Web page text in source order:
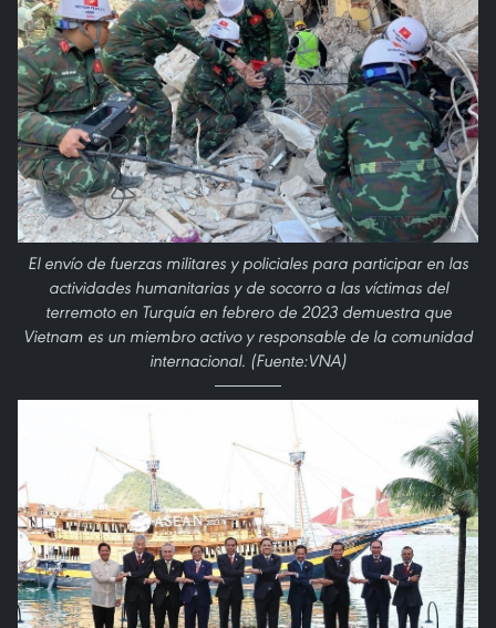
El envío de fuerzas militares y policiales para participar en las
actividades humanitarias y de socorro a las víctimas del
terremoto en Turquía en febrero de 2023 demuestra que
Vietnam es un miembro activo y responsable de la comunidad
internacional. (Fuente:VNA)